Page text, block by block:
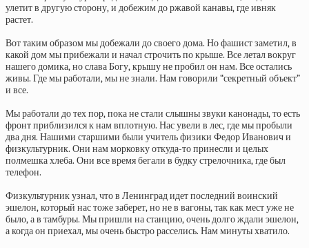
улетит в другую сторону, и добежим до ржавой канавы, где ивняк
растет.
Вот таким образом мы добежали до своего дома. Но фашист заметил, в
какой дом мы прибежали и начал строчить по крыше. Все летал вокруг
нашего домика, но слава Богу, крышу не пробил он нам. Все остались
живы. Где мы работали, мы не знали. Нам говорили “секретный объект”
и все.
Мы работали до тех пор, пока не стали слышны звуки канонады, то есть
фронт приблизился к нам вплотную. Нас увели в лес, где мы пробыли
два дня. Нашими старшими были учитель физики Федор Иванович и
физкультурник. Они нам морковку откуда-то принесли и целых
полмешка хлеба. Они все время бегали в будку стрелочника, где был
телефон.
Физкультурник узнал, что в Ленинград идет последний воинский
эшелон, который нас тоже заберет, но не в вагоны, так как мест уже не
было, а в тамбуры. Мы пришли на станцию, очень долго ждали эшелон,
а когда он приехал, мы очень быстро расселись. Нам минуты хватило.